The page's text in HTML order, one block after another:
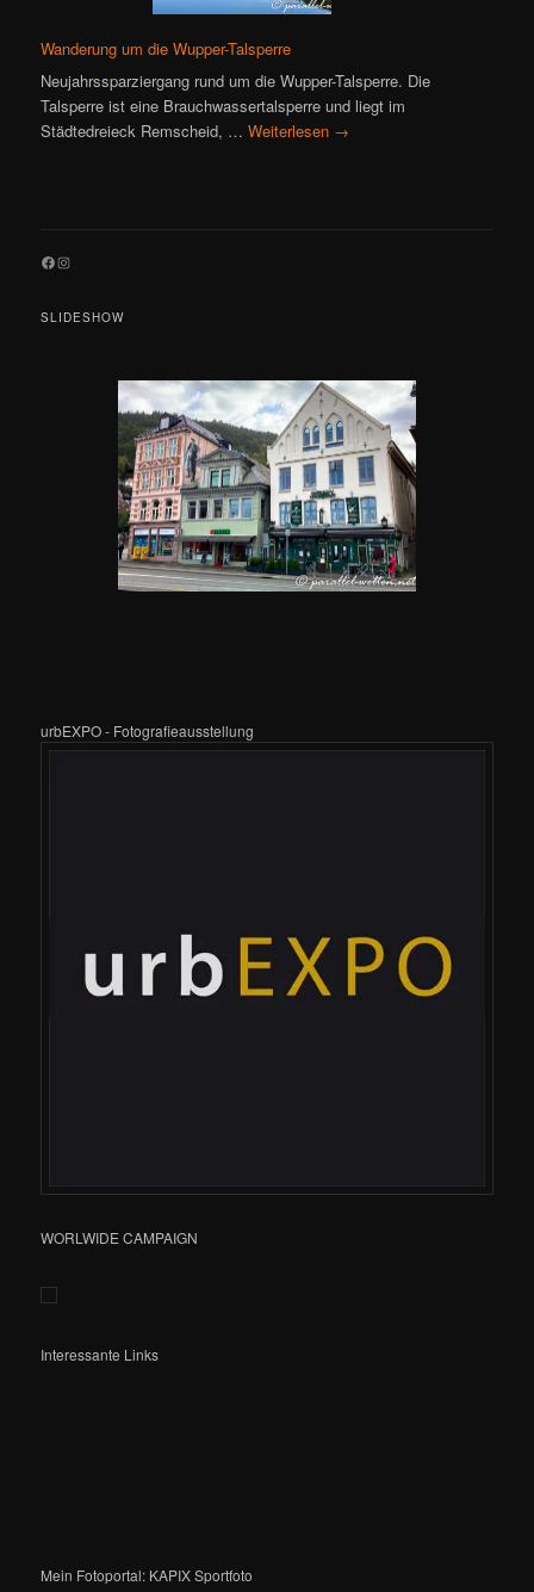
Wanderung um die Wupper-Talsperre
Neujahrssparziergang rund um die Wupper-Talsperre. Die
Talsperre ist eine Brauchwassertalsperre und liegt im
Städtedreieck Remscheid, …Weiterlesen →
Facebook
Instagram
SLIDESHOW
urbEXPO - Fotografieausstellung
WORLWIDE CAMPAIGN
Interessante Links
Mein Fotoportal: KAPIX Sportfoto